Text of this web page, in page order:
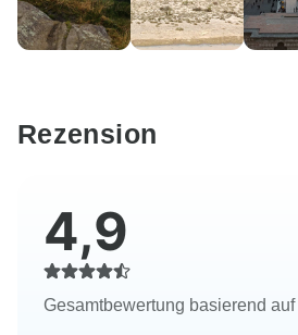
Rezension
4,9
Gesamtbewertung basierend auf